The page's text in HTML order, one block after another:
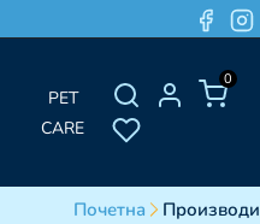
0
PET
CARE
Почетна Производи